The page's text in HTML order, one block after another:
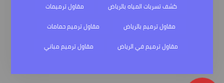
كشف تسربات المياه بالرياض
مقاول ترميمات
مقاول ترميم بالرياض
مقاول ترميم حمامات
مقاول ترميم في الرياض
مقاول ترميم مباني